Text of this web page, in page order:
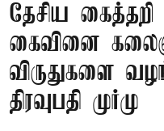
தேசிய
கைவினை
விருதுகளை
திரவுபதி முர்மு